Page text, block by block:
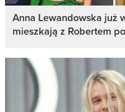
Anna Lewandowska już
mieszkają z Robertem